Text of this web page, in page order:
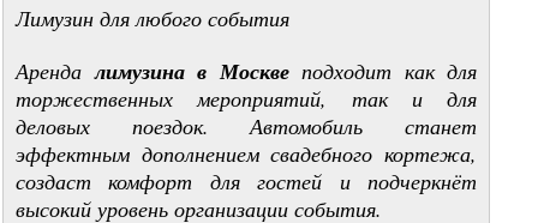
Лимузин для любого события
Арендалимузина в Москвеподходит как для
торжественных мероприятий, так и для
деловых поездок. Автомобиль станет
эффектным дополнением свадебного кортежа,
создаст комфорт для гостей и подчеркнёт
высокий уровень организации события.